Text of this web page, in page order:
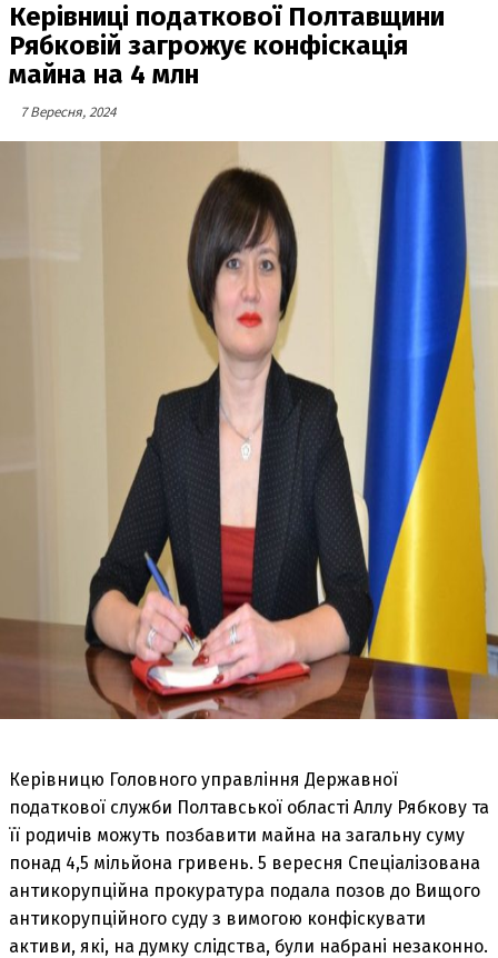
Керівниці податкової Полтавщини
Рябковій загрожує конфіскація
майна на 4 млн
7 Вересня, 2024
Керівницю Головного управління Державної
податкової служби Полтавської області Аллу Рябкову та
її родичів можуть позбавити майна на загальну суму
понад 4,5 мільйона гривень. 5 вересня Спеціалізована
антикорупційна прокуратура подала позов до Вищого
антикорупційного суду з вимогою конфіскувати
активи, які, на думку слідства, були набрані незаконно.